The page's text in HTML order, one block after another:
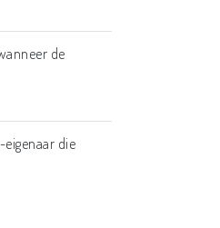
de
eigenaar die